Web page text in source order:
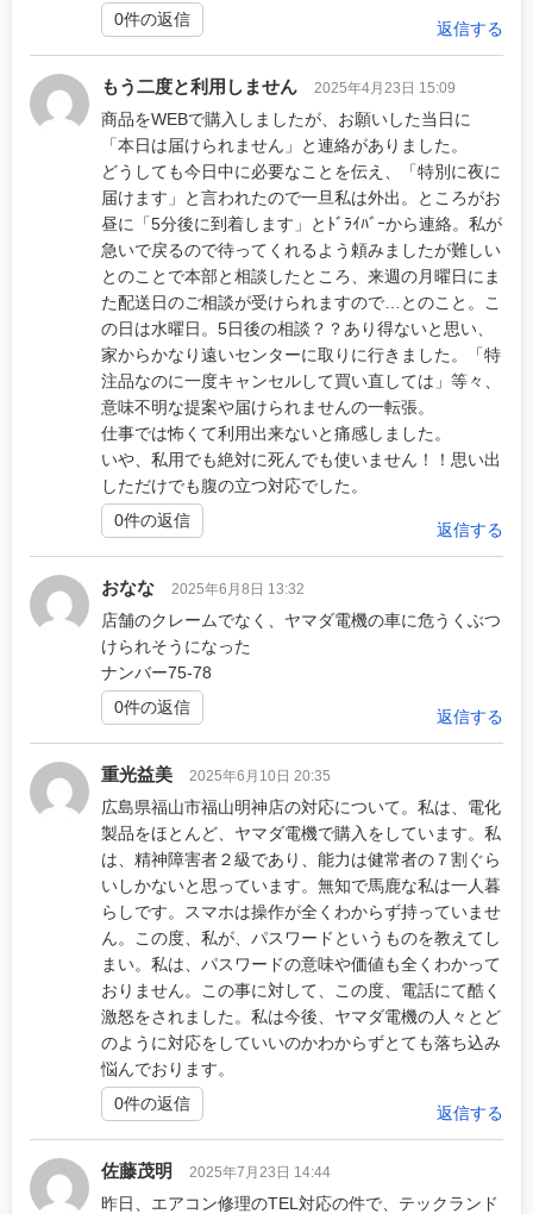
返信する
0件の返信
もう二度と利用しません 2025年4月23日 15:09
商品をWEBで購入しましたが、お願いした当日に
「本日は届けられません」と連絡がありました。
どうしても今日中に必要なことを伝え、「特別に夜に
届けます」と言われたので一旦私は外出。ところがお
昼に「5分後に到着します」とﾄﾞﾗｲﾊﾞｰから連絡。私が
急いで戻るので待ってくれるよう頼みましたが難しい
とのことで本部と相談したところ、来週の月曜日にま
た配送日のご相談が受けられますので…とのこと。こ
の日は水曜日。5日後の相談？？あり得ないと思い、
家からかなり遠いセンターに取りに行きました。「特
注品なのに一度キャンセルして買い直しては」等々、
意味不明な提案や届けられませんの一転張。
仕事では怖くて利用出来ないと痛感しました。
いや、私用でも絶対に死んでも使いません！！思い出
しただけでも腹の立つ対応でした。
返信する
0件の返信
おなな 2025年6月8日 13:32
店舗のクレームでなく、ヤマダ電機の車に危うくぶつ
けられそうになった
ナンバー75-78
返信する
0件の返信
重光益美 2025年6月10日 20:35
広島県福山市福山明神店の対応について。私は、電化
製品をほとんど、ヤマダ電機で購入をしています。私
は、精神障害者２級であり、能力は健常者の７割ぐら
いしかないと思っています。無知で馬鹿な私は一人暮
らしです。スマホは操作が全くわからず持っていませ
ん。この度、私が、パスワードというものを教えてし
まい。私は、パスワードの意味や価値も全くわかって
おりません。この事に対して、この度、電話にて酷く
激怒をされました。私は今後、ヤマダ電機の人々とど
のように対応をしていいのかわからずとても落ち込み
悩んでおります。
返信する
0件の返信
佐藤茂明 2025年7月23日 14:44
昨日、エアコン修理のTEL対応の件で、テックランド